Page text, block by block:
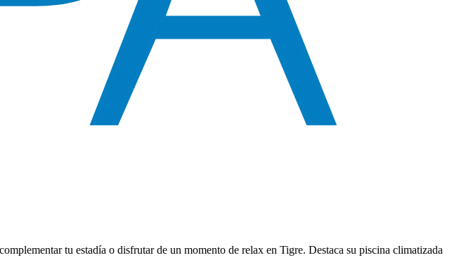
tu estadía o disfrutar de un momento de relax en Tigre. Destaca su piscina climatizada